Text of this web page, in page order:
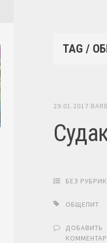
TAG /
29.01.2017
БЕЗ
ОБЩЕПИТ
ДОБАВИТЬ